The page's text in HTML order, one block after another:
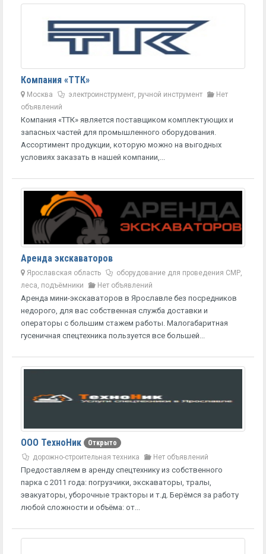
Компания «ТТК»
Москва электроинструмент, ручной инструмент
Нет
объявлений
Компания «ТТК» является поставщиком комплектующих и
запасных частей для промышленного оборудования.
Ассортимент продукции, которую можно на выгодных
условиях заказать в нашей компании,...
Аренда экскаваторов
Ярославская область
оборудование для проведения СМР,
леса, подъёмники
Нет объявлений
Аренда мини-экскаваторов в Ярославле без посредников
недорого, для вас собственная служба доставки и
операторы с большим стажем работы. Малогабаритная
гусеничная спецтехника пользуется все большей...
ООО ТехноНик
Открыто
дорожно-строительная техника
Нет объявлений
Предоставляем в аренду спецтехнику из собственного
парка с 2011 года: погрузчики, экскаваторы, тралы,
эвакуаторы, уборочные тракторы и т.д. Берёмся за работу
любой сложности и объёма: от...